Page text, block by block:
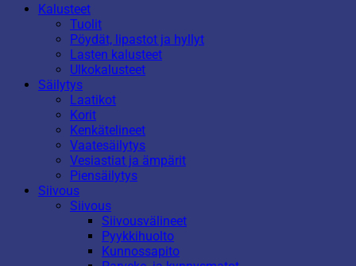
Kalusteet
Tuolit
Pöydät, lipastot ja hyllyt
Lasten kalusteet
Ulkokalusteet
Säilytys
Laatikot
Korit
Kenkätelineet
Vaatesäilytys
Vesiastiat ja ämpärit
Piensäilytys
Siivous
Siivous
Siivousvälineet
Pyykkihuolto
Kunnossapito